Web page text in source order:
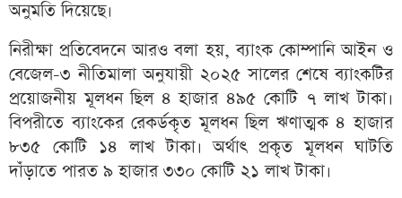
অনুমতি দিয়েছে।
নিরীক্ষা প্রতিবেদনে আরও বলা হয়, ব্যাংক কোম্পানি আইন ও
বেজেল-৩ নীতিমালা অনুযায়ী ২০২৫ সালের শেষে ব্যাংকটির
প্রয়োজনীয় মূলধন ছিল ৪ হাজার ৪৯৫ কোটি ৭ লাখ টাকা।
বিপরীতে ব্যাংকের রেকর্ডকৃত মূলধন ছিল ঋণাত্মক ৪ হাজার
৮৩৫ কোটি ১৪ লাখ টাকা। অর্থাৎ প্রকৃত মূলধন ঘাটতি
দাঁড়াতে পারত ৯ হাজার ৩৩০ কোটি ২১ লাখ টাকা।